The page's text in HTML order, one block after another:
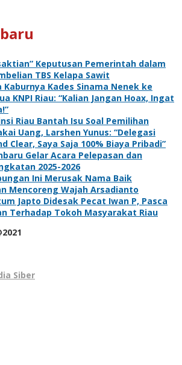
Keputusan Pemerintah dalam
TBS Kelapa Sawit
Kaburnya Kades Sinama Nenek ke
KNPI Riau: “Kalian Jangan Hoax, Ingat
Riau Bantah Isu Soal Pemilihan
Uang, Larshen Yunus: “Delegasi
Clear, Saya Saja 100% Biaya Pribadi”
Gelar Acara Pelepasan dan
2025-2026
Ini Merusak Nama Baik
Mencoreng Wajah Arsadianto
Japto Didesak Pecat Iwan P, Pasca
Terhadap Tokoh Masyarakat Riau
Siber